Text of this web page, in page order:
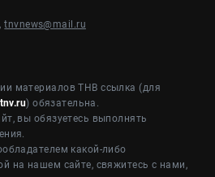
,tnvnews@mail.ru
материалов ТНВ ссылка (для
tnv.ru) обязательна.
вы обязуетесь выполнять
какой-либо
на нашем сайте, свяжитесь с нами,